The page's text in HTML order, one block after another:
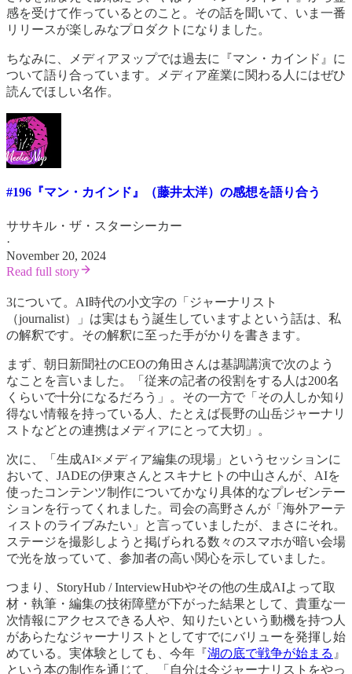
感を受けて作っているとのこと。その話を聞いて、いま一番
リリースが楽しみなプロダクトになりました。
ちなみに、メディアヌップでは過去に『マン・カインド』に
ついて語り合っています。メディア産業に関わる人にはぜひ
読んでほしい名作。
#196『マン・カインド』（藤井太洋）の感想を語り合う
ササキル・ザ・スターシーカー
·
November 20, 2024
Read full story
3について。AI時代の小文字の「ジャーナリスト
（journalist）」は実はもう誕生していますよという話は、私
の解釈です。その解釈に至った手がかりを書きます。
まず、朝日新聞社のCEOの角田さんは基調講演で次のよう
なことを言いました。「従来の記者の役割をする人は200名
くらいで十分になるだろう」。その一方で「その人しか知り
得ない情報を持っている人、たとえば長野の山岳ジャーナリ
ストなどとの連携はメディアにとって大切」。
次に、「生成AI×メディア編集の現場」というセッションに
おいて、JADEの伊東さんとスキナヒトの中山さんが、AIを
使ったコンテンツ制作についてかなり具体的なプレゼンテー
ションを行ってくれました。司会の高野さんが「海外アーテ
ィストのライブみたい」と言っていましたが、まさにそれ。
ステージを撮影しようと掲げられる数々のスマホが暗い会場
で光を放っていて、参加者の高い関心を示していました。
つまり、StoryHub / InterviewHubやその他の生成AIよって取
材・執筆・編集の技術障壁が下がった結果として、貴重な一
次情報にアクセスできる人や、知りたいという動機を持つ人
があらたなジャーナリストとしてすでにバリューを発揮し始
めている。実体験としても、今年『湖の底で戦争が始まる 』
という本の制作を通じて、「自分は今ジャーナリストをやっ